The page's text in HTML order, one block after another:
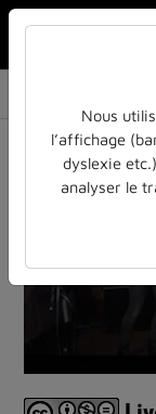
Live Insolite
Nous
l’affichage
dyslexie
analyser le